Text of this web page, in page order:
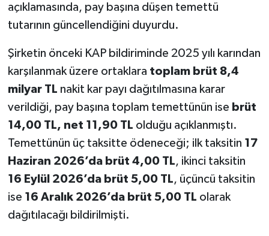
açıklamasında, pay başına düşen temettü
tutarının güncellendiğini duyurdu.
Şirketin önceki KAP bildiriminde 2025 yılı karından
karşılanmak üzere ortaklara toplam brüt 8,4
milyar TL nakit kar payı dağıtılmasına karar
verildiği, pay başına toplam temettünün ise brüt
14,00 TL, net 11,90 TL olduğu açıklanmıştı.
Temettünün üç taksitte ödeneceği; ilk taksitin 17
Haziran 2026’da brüt 4,00 TL, ikinci taksitin
16 Eylül 2026’da brüt 5,00 TL, üçüncü taksitin
ise 16 Aralık 2026’da brüt 5,00 TL olarak
dağıtılacağı bildirilmişti.